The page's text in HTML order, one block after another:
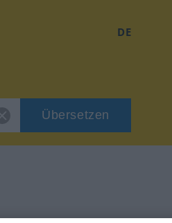
DE
Übersetzen